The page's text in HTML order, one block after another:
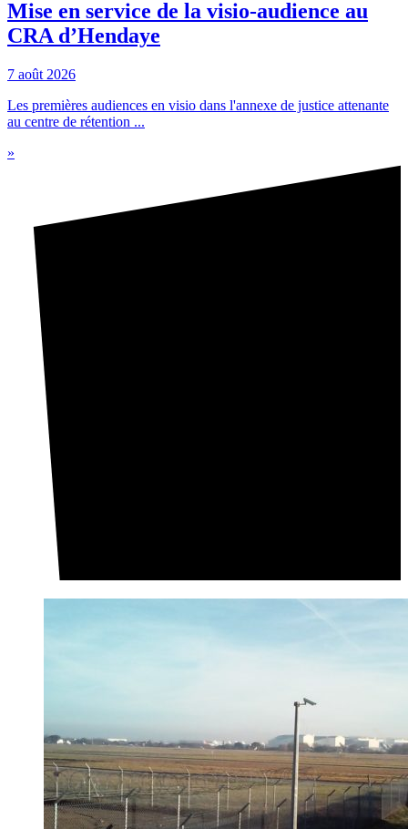
Mise en service de la visio-audience au
CRA d’Hendaye
7 août 2026
Les premières audiences en visio dans l'annexe de justice attenante
au centre de rétention ...
»